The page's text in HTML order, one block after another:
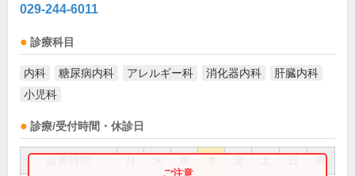
029-244-6011
診療科目
内科 糖尿病内科 アレルギー科 消化器内科
肝臓内科
小児科
診療/受付時間・休診日
祝